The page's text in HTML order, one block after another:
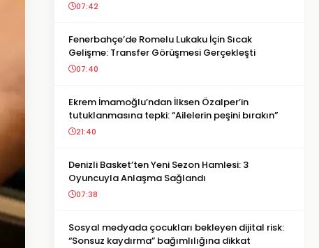
07:42
Fenerbahçe’de Romelu Lukaku İçin Sıcak
Gelişme: Transfer Görüşmesi Gerçekleşti
07:40
Ekrem İmamoğlu’ndan İlksen Özalper’in
tutuklanmasına tepki: “Ailelerin peşini bırakın”
21:40
Denizli Basket’ten Yeni Sezon Hamlesi: 3
Oyuncuyla Anlaşma Sağlandı
07:38
Sosyal medyada çocukları bekleyen dijital risk:
“Sonsuz kaydırma” bağımlılığına dikkat